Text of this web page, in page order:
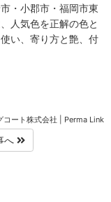
・小郡市・福岡市東
人気色を正解の色と
い、寄り方と艶、付
コート株式会社 Perma Link
へ